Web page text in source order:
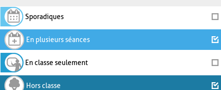
Sporadiques
En plusieurs séances
En classe seulement
Hors classe